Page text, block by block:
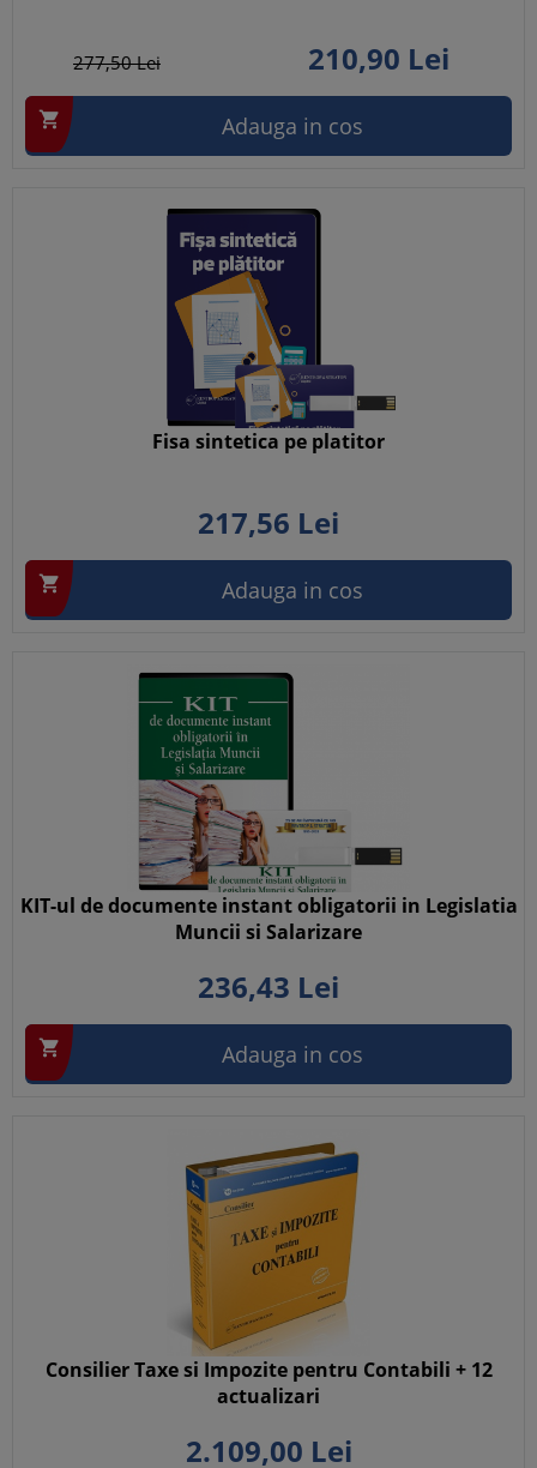
277,50Lei 210,90 Lei
 Adauga in cos
Fisa sintetica pe platitor
217,56 Lei
 Adauga in cos
KIT-ul de documente instant obligatorii in Legislatia
Muncii si Salarizare
236,43 Lei
 Adauga in cos
Consilier Taxe si Impozite pentru Contabili + 12
actualizari
2.109,00 Lei